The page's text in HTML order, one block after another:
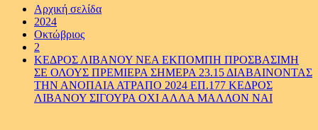
Αρχική σελίδα
2024
Οκτώβριος
2
ΚΕΔΡΟΣ ΛΙΒΑΝΟΥ ΝΕΑ ΕΚΠΟΜΠΗ ΠΡΟΣΒΑΣΙΜΗ
ΣΕ ΟΛΟΥΣ ΠΡΕΜΙΕΡΑ ΣΗΜΕΡΑ 23.15 ΔΙΑΒΑΙΝΟΝΤΑΣ
ΤΗΝ ΑΝΟΠΑΙΑ ΑΤΡΑΠΟ 2024 ΕΠ.177 ΚΕΔΡΟΣ
ΛΙΒΑΝΟΥ ΣΙΓΟΥΡΑ ΟΧΙ ΑΛΛΑ ΜΑΛΛΟΝ ΝΑΙ